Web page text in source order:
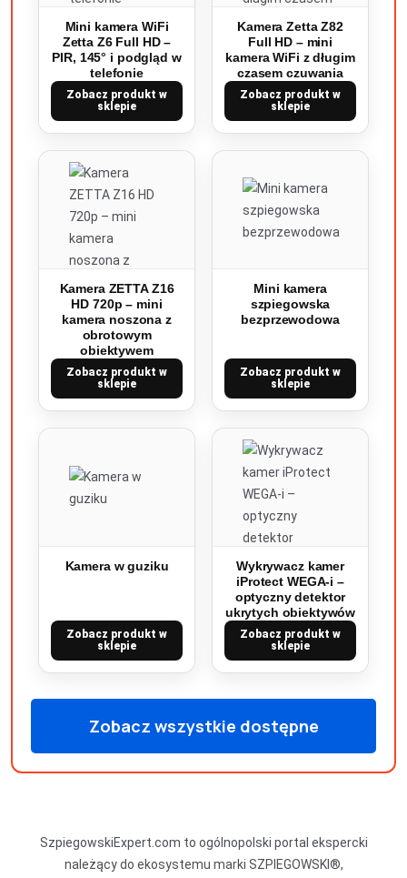
Mini kamera WiFi
Zetta Z6 Full HD –
PIR, 145° i podgląd w
telefonie
Zobacz produkt w
sklepie
Kamera Zetta Z82
Full HD – mini
kamera WiFi z długim
czasem czuwania
Zobacz produkt w
sklepie
Kamera ZETTA Z16
HD 720p – mini
kamera noszona z
obrotowym
obiektywem
Zobacz produkt w
sklepie
Mini kamera
szpiegowska
bezprzewodowa
Zobacz produkt w
sklepie
Kamera w guziku
Zobacz produkt w
sklepie
Wykrywacz kamer
iProtect WEGA-i –
optyczny detektor
ukrytych obiektywów
Zobacz produkt w
sklepie
Zobacz wszystkie dostępne
produkty
SzpiegowskiExpert.com to ogólnopolski portal ekspercki
należący do ekosystemu marki SZPIEGOWSKI®,